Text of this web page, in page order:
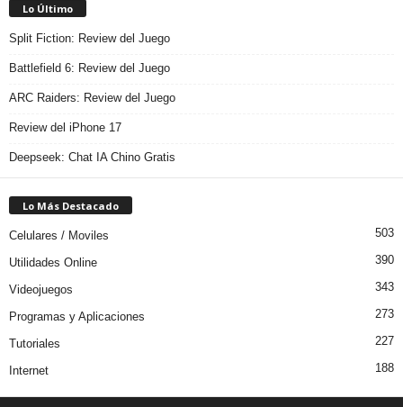
Lo Último
Split Fiction: Review del Juego
Battlefield 6: Review del Juego
ARC Raiders: Review del Juego
Review del iPhone 17
Deepseek: Chat IA Chino Gratis
Lo Más Destacado
Celulares / Moviles 503
Utilidades Online 390
Videojuegos 343
Programas y Aplicaciones 273
Tutoriales 227
Internet 188